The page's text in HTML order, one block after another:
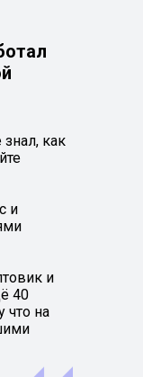
как
и
и
40
что на